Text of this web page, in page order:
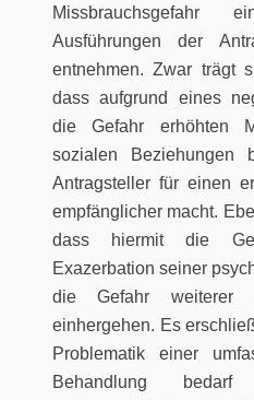
Missbrauchsgefahr
Ausführungen der
entnehmen. Zwar trägt
dass aufgrund eines
die Gefahr erhöhten
sozialen Beziehungen
Antragsteller für einen
empfänglicher macht.
dass hiermit die
Exazerbation seiner
die Gefahr weiterer
einhergehen. Es
Problematik einer
Behandlung